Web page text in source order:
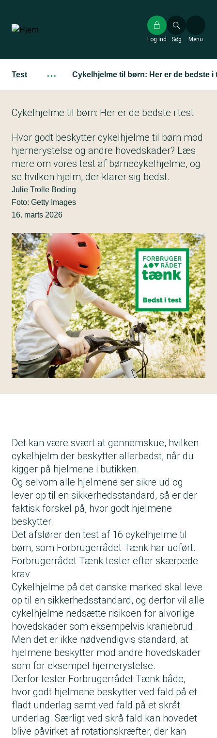
hovedindhold
Søg
Log ind Menu
Test ··· Cykelhjelme til børn: Her er de bedste i
Cykelhjelme til børn: Her er de bedste i test
Hvor godt beskytter cykelhjelme til børn mod
hjernerystelse og andre hovedskader? Læs
mere om vores test af børnecykelhjelme, og
se hvilken hjelm, der klarer sig bedst.
Julie Trolle Boding
Foto: Getty Images
16. marts 2026
Det kan være svært at gennemskue, hvilken
cykelhjelm der beskytter allerbedst, når du
kigger på hjelmene i butikken.
Og selvom alle hjelmene ser sikre ud og
lever op til en sikkerhedsstandard, så er der
faktisk forskel på, hvor godt hjelmene
beskytter.
Det afslører den test af 16 cykelhjelme til
børn, som Forbrugerrådet Tænk har udført.
Forbrugerrådet Tænk tester efter skærpede
krav
Cykelhjelme på det danske marked skal leve
op til en sikkerhedsstandard, og derfor vil alle
cykelhjelme nedsætte risikoen for alvorlige
hovedskader som eksempelvis kraniebrud.
Men det er ikke nødvendigvis standard, at
hjelmene beskytter mod andre hovedskader
som for eksempel hjernerystelse.
Derfor tester Forbrugerrådet Tænk både,
hvor godt hjelmene beskytter ved fald på et
fladt underlag samt ved fald på et skråt
underlag. Særligt ved skrå fald kan hovedet
blive påvirket af rotationskræfter, der kan